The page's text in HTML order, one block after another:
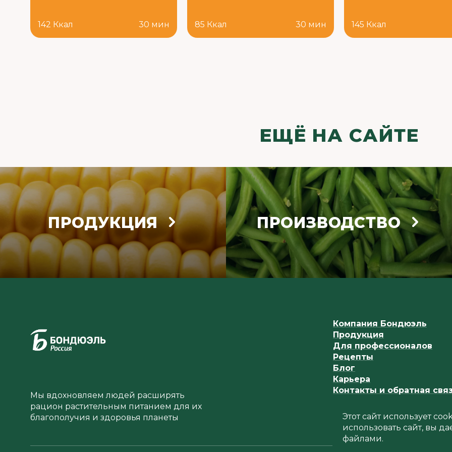
142 Ккал 30 мин 85 Ккал 30 мин 145 Ккал
ЕЩЁ НА САЙТЕ
ПРОДУКЦИЯ ПРОИЗВОДСТВО
Мы вдохновляем людей расширять
рацион растительным питанием для их
благополучия и здоровья планеты
Компания Бондюэль
Продукция
Для профессионалов
Рецепты
Блог
Карьера
Контакты и обратная
Этот сайт использует
использовать сайт, вы
файлами.